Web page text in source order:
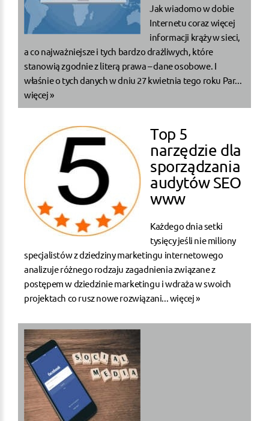
Jak wiadomo w dobie
Internetu coraz więcej
informacji krąży w sieci,
a co najważniejsze i tych bardzo drażliwych, które
stanowią zgodnie z literą prawa – dane osobowe. I
właśnie o tych danych w dniu 27 kwietnia tego roku Par...
więcej »
Top 5
narzędzie dla
sporządzania
audytów SEO
www
Każdego dnia setki
tysięcy jeśli nie miliony
specjalistów z dziedziny marketingu internetowego
analizuje różnego rodzaju zagadnienia związane z
postępem w dziedzinie marketingu i wdraża w swoich
projektach co rusz nowe rozwiązani... więcej »